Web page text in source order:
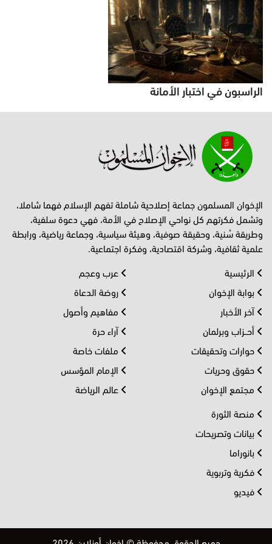
الراسبون في اختبار الأمانة
الإخوان المسلمون جماعة إصلاحية شاملة تفهم الإسلام فهما شاملا،
وتشمل فكرتهم كل نواحي الإصلاح في الأمة، فهي دعوة سلفية،
وطريقة سُنية، وحقيقة صوفية، وهيئة سياسية، وجماعة رياضية، ورابطة
علمية ثقافية، وشركة اقتصادية، وفكرة اجتماعية.
الرئيسية
بوابة الإخوان
آخر الأخبار
أحــزاب وبرلمان
حوارات وتحقيقات
حقوق وحريات
مجتمع الإخوان
عرب وعجم
روضة الدعاة
مفاهيم وأصول
آراء حرة
ملفات خاصة
الإمام المؤسس
عالم الرياضة
منصة الثورة
بيانات وتصريحات
بانوراما
فكرية وتربوية
فيديو